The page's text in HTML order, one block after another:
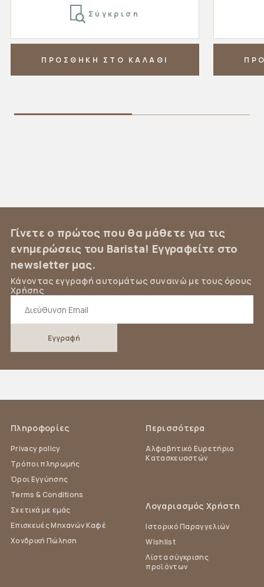
Σύγκριση
ΠΡΟΣΘΗΚΗ ΣΤΟ ΚΑΛΑΘΙ
Γίνετε ο πρώτος που θα μάθετε για τις
ενημερώσεις του Barista! Εγγραφείτε στο
newsletter μας.
Κάνοντας εγγραφή αυτομάτως συναινώ με τους όρους
Χρήσης
Πληροφορίες
Privacy policy
Τρόποι πληρωμής
Όροι Εγγύησης
Terms & Conditions
Σχετικά με εμάς
Επισκευές Μηχανών Καφέ
Χονδρική Πώληση
Περισσότερα
Αλφαβητικό Ευρετήριο
Κατασκευαστών
Λογαριασμός Χρήστη
Ιστορικό Παραγγελιών
Wishlist
Λίστα σύγκρισης
προϊόντων